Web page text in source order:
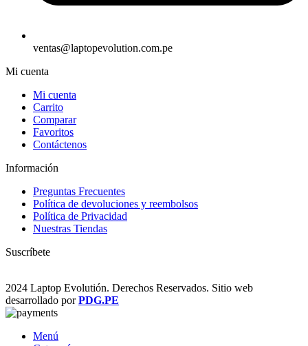
ventas@laptopevolution.com.pe
Mi cuenta
Mi cuenta
Carrito
Comparar
Favoritos
Contáctenos
Información
Preguntas Frecuentes
Política de devoluciones y reembolsos
Política de Privacidad
Nuestras Tiendas
Suscríbete
2024 Laptop Evolutión. Derechos Reservados. Sitio web
desarrollado porPDG.PE
Menú